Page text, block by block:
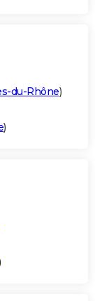
du-Rhône)
)